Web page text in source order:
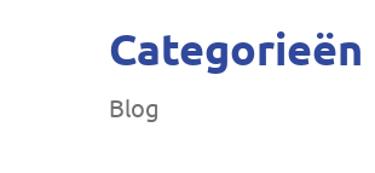
Categorieën
Blog